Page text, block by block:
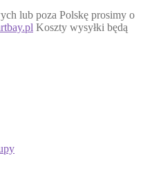
lub poza Polskę prosimy o
Koszty wysyłki będą